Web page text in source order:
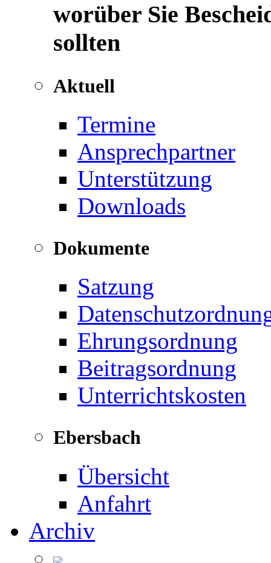
worüber Sie
sollten
Aktuell
Termine
Ansprechpartner
Unterstützung
Downloads
Dokumente
Satzung
Ehrungsordnung
Beitragsordnung
Unterrichtskosten
Ebersbach
Übersicht
Anfahrt
Archiv